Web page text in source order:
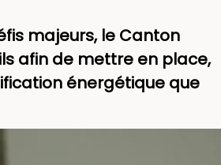
majeurs, le Canton
afin de mettre en place,
énergétique que